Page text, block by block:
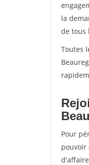
la
de tous
Toutes
Pour
pouvoir